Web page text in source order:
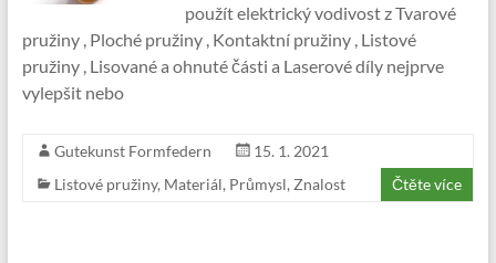
použít elektrický vodivost z Tvarové
pružiny , Ploché pružiny , Kontaktní pružiny , Listové
pružiny , Lisované a ohnuté části a Laserové díly nejprve
vylepšit nebo
Gutekunst Formfedern
15. 1. 2021
Listové pružiny, Materiál, Průmysl, Znalost Čtěte více